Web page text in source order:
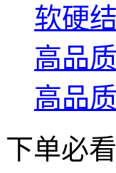
软硬
高品
高品
下单必看